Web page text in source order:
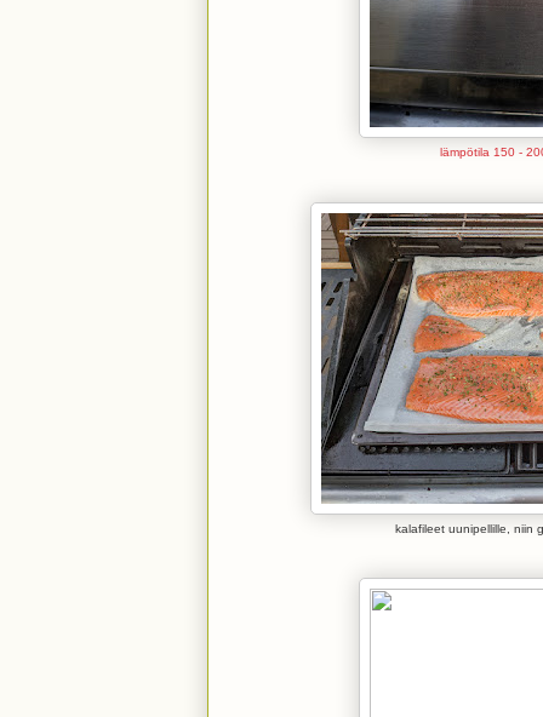
lämpötila 150 -
kalafileet uunipellille, niin